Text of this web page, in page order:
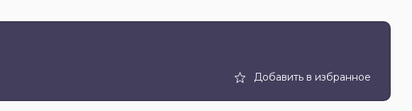
Добавить в избранное